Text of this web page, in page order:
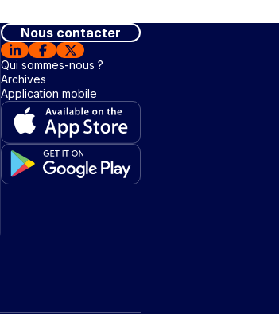
Nous contacter
Qui sommes-nous ?
Archives
Application mobile